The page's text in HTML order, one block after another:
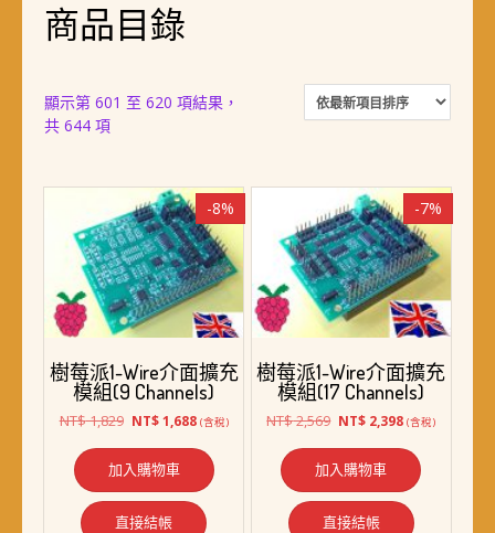
商品目錄
顯示第 601 至 620 項結果，
共 644 項依
項
目
排
序
-8%
樹莓派1-Wire介面擴充
模組(9 Channels)
NT$1,829 原
格：
NT$ 1,829。
NT$1,688目
價
格：
NT$ 1,688。
(含稅)
加入購物車
直接結帳
-7%
樹莓派1-Wire介面擴充
模組(17 Channels)
NT$2,569 原
格：
NT$ 2,569。
NT$ 2,398目
價
格：
NT$ 2,398。
(含稅)
加入購物車
直接結帳